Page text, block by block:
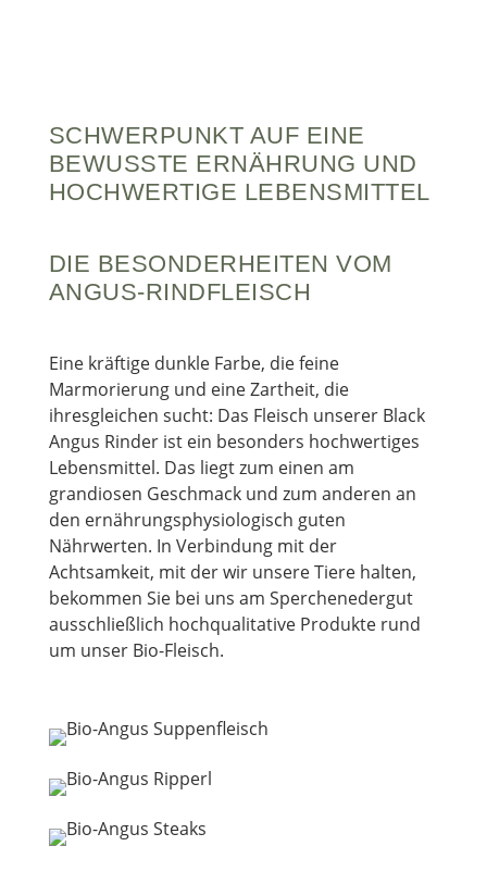
SCHWERPUNKT AUF EINE
BEWUSSTE ERNÄHRUNG UND
HOCHWERTIGE LEBENSMITTEL
DIE BESONDERHEITEN VOM
ANGUS-RINDFLEISCH
Eine kräftige dunkle Farbe, die feine
Marmorierung und eine Zartheit, die
ihresgleichen sucht: Das Fleisch unserer Black
Angus Rinder ist ein besonders hochwertiges
Lebensmittel. Das liegt zum einen am
grandiosen Geschmack und zum anderen an
den ernährungsphysiologisch guten
Nährwerten. In Verbindung mit der
Achtsamkeit, mit der wir unsere Tiere halten,
bekommen Sie bei uns am Sperchenedergut
ausschließlich hochqualitative Produkte rund
um unser Bio-Fleisch.